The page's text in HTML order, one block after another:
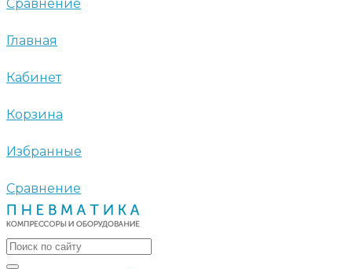
Сравнение
Главная
Кабинет
Корзина
Избранные
Сравнение